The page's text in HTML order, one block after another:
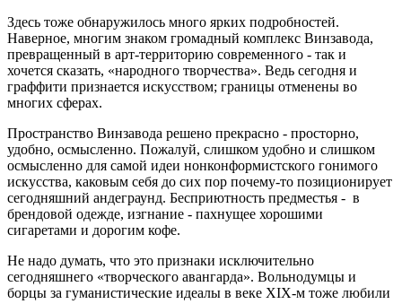
Здесь тоже обнаружилось много ярких подробностей.
Наверное, многим знаком громадный комплекс Винзавода,
превращенный в арт-территорию современного - так и
хочется сказать, «народного творчества». Ведь сегодня и
граффити признается искусством; границы отменены во
многих сферах.
Пространство Винзавода решено прекрасно - просторно,
удобно, осмысленно. Пожалуй, слишком удобно и слишком
осмысленно для самой идеи нонконформистского гонимого
искусства, каковым себя до сих пор почему-то позиционирует
сегодняшний андеграунд. Бесприютность предместья - в
брендовой одежде, изгнание - пахнущее хорошими
сигаретами и дорогим кофе.
Не надо думать, что это признаки исключительно
сегодняшнего «творческого авангарда». Вольнодумцы и
борцы за гуманистические идеалы в веке XIX-м тоже любили